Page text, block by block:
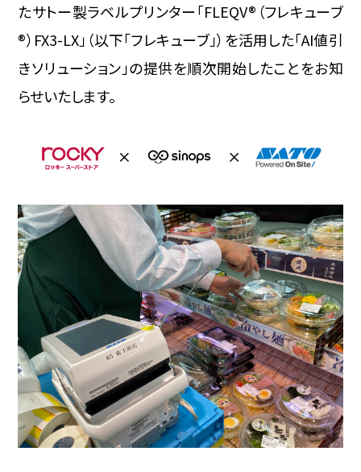
たサトー製ラベルプリンター「FLEQV®（フレキューブ
®）FX3-LX」（以下「フレキューブ」）を活用した「AI値引
きソリューション」の提供を順次開始したことをお知
らせいたします。